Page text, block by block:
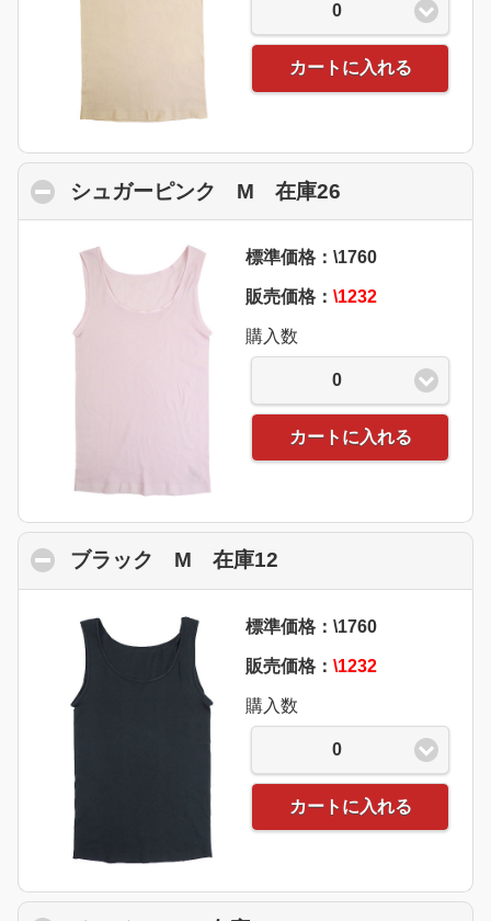
0
カートに入れる
シュガーピンク M 在庫26
標準価格：\1760
販売価格： \1232
購入数
0
カートに入れる
ブラック M 在庫12
標準価格：\1760
販売価格： \1232
購入数
0
カートに入れる